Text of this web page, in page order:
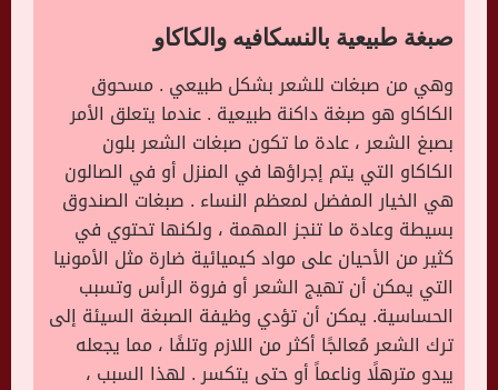
صبغة طبيعية بالنسكافيه والكاكاو
وهي من صبغات للشعر بشكل طبيعي . مسحوق
الكاكاو هو صبغة داكنة طبيعية . عندما يتعلق الأمر
بصبغ الشعر ، عادة ما تكون صبغات الشعر بلون
الكاكاو التي يتم إجراؤها في المنزل أو في الصالون
هي الخيار المفضل لمعظم النساء . صبغات الصندوق
بسيطة وعادة ما تنجز المهمة ، ولكنها تحتوي في
كثير من الأحيان على مواد كيميائية ضارة مثل الأمونيا
التي يمكن أن تهيج الشعر أو فروة الرأس وتسبب
الحساسية. يمكن أن تؤدي وظيفة الصبغة السيئة إلى
ترك الشعر مُعالجًا أكثر من اللازم وتلفًا ، مما يجعله
يبدو مترهلًا وناعماً أو حتى يتكسر . لهذا السبب ،